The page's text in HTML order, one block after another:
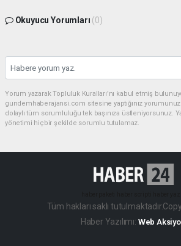
Okuyucu Yorumları (0)
Yorum yazarak Topluluk Kuralları’nı kabul etmiş
gundemhaberajansi.com sitesine yaptığınız
dolaylı tüm sorumluluğu tek başınıza üstleniyorsunuz.
yönetimi hiçbir şekilde sorumlu tutulamaz.
Tüm hakları saklı
Haber Yazılımı: Web